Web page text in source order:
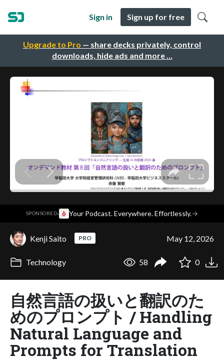
Upgrade to Pro — share decks privately, control
downloads, hide ads and more …
Sign in Sign up for free
SPONSORED· Your Podcast. Everywhere. Effortlessly.→
Kenji Saito PRO May 12, 2026
Technology 58 0
自然言語の扱いと翻訳のた
めのプロンプト / Handling
Natural Language and
Prompts for Translation